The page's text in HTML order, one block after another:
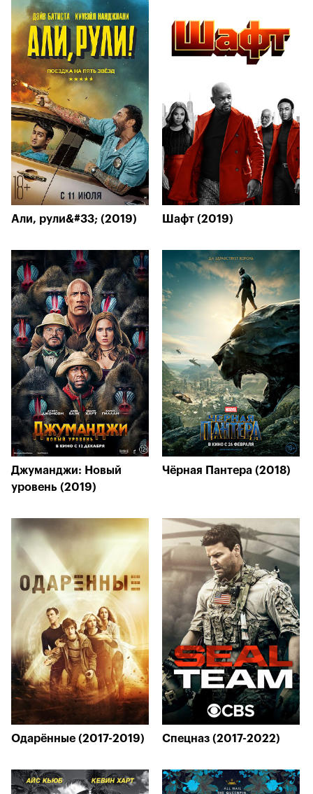
Али, рули&#33; (2019) Шафт (2019)
Джуманджи: Новый
уровень (2019)
Чёрная Пантера (2018)
Одарённые (2017-2019) Спецназ (2017-2022)